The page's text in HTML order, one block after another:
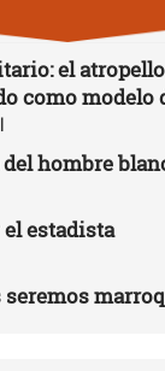
el
como modelo
|
del hombre
estadista